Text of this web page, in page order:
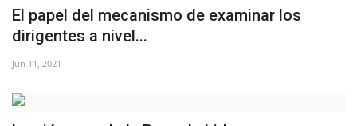
El papel del mecanismo de examinar los
dirigentes a nivel...
Jun 11, 2021